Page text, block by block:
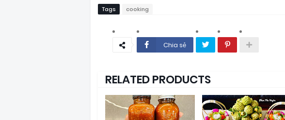
Tags cooking
Chia sẻ
RELATED PRODUCTS